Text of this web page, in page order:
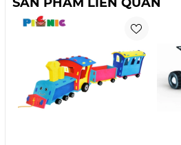
SẢN PHẨM LIÊN QUAN